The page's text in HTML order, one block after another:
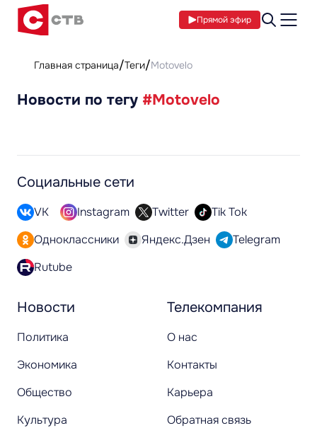
Прямой эфир
Главная страница Теги Motovelo
Новости по тегу #Motovelo
Новости
Политика
Экономика
Общество
Культура
Телекомпания
О нас
Контакты
Карьера
Обратная связь
Социальные сети
VK Instagram Twitter
Tik Tok
Одноклассники
Яндекс.Дзен
Telegram
Rutube